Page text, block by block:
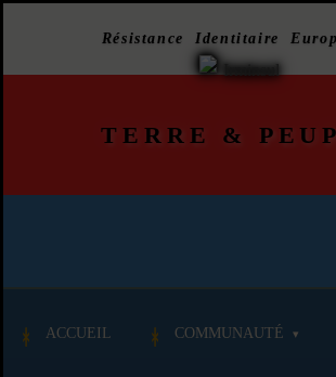
Résistance Identitaire
TERRE &
ACCUEIL COMMUNAUTÉ